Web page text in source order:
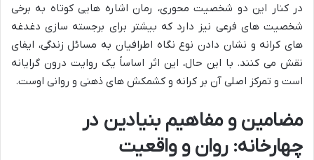
در کنار این دو شخصیت محوری، رمان اشاره هایی کوتاه به برخی
شخصیت های فرعی نیز دارد که بیشتر برای برجسته سازی دغدغه
های کرانه و نشان دادن نوع نگاه اطرافیان به مسائل زندگی، ایفای
نقش می کنند. با این حال، این اثر اساساً یک روایت درون گرایانه
است و تمرکز اصلی آن بر کرانه و کشمکش های ذهنی و روانی اوست.
مضامین و مفاهیم بنیادین در
چهارخانه: روان و واقعیت